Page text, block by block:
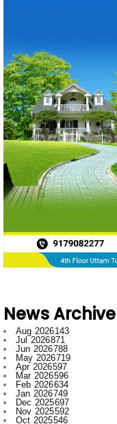
News Archive
Jun 2026
788
May 2026719
Apr 2026597
Mar 2026596
Feb 2026634
Jan 2026749
Dec 2025697
Nov 2025592
Oct 2025546
Sept 2025662
Aug 2025669
Jul 2025776
Jun 2025958